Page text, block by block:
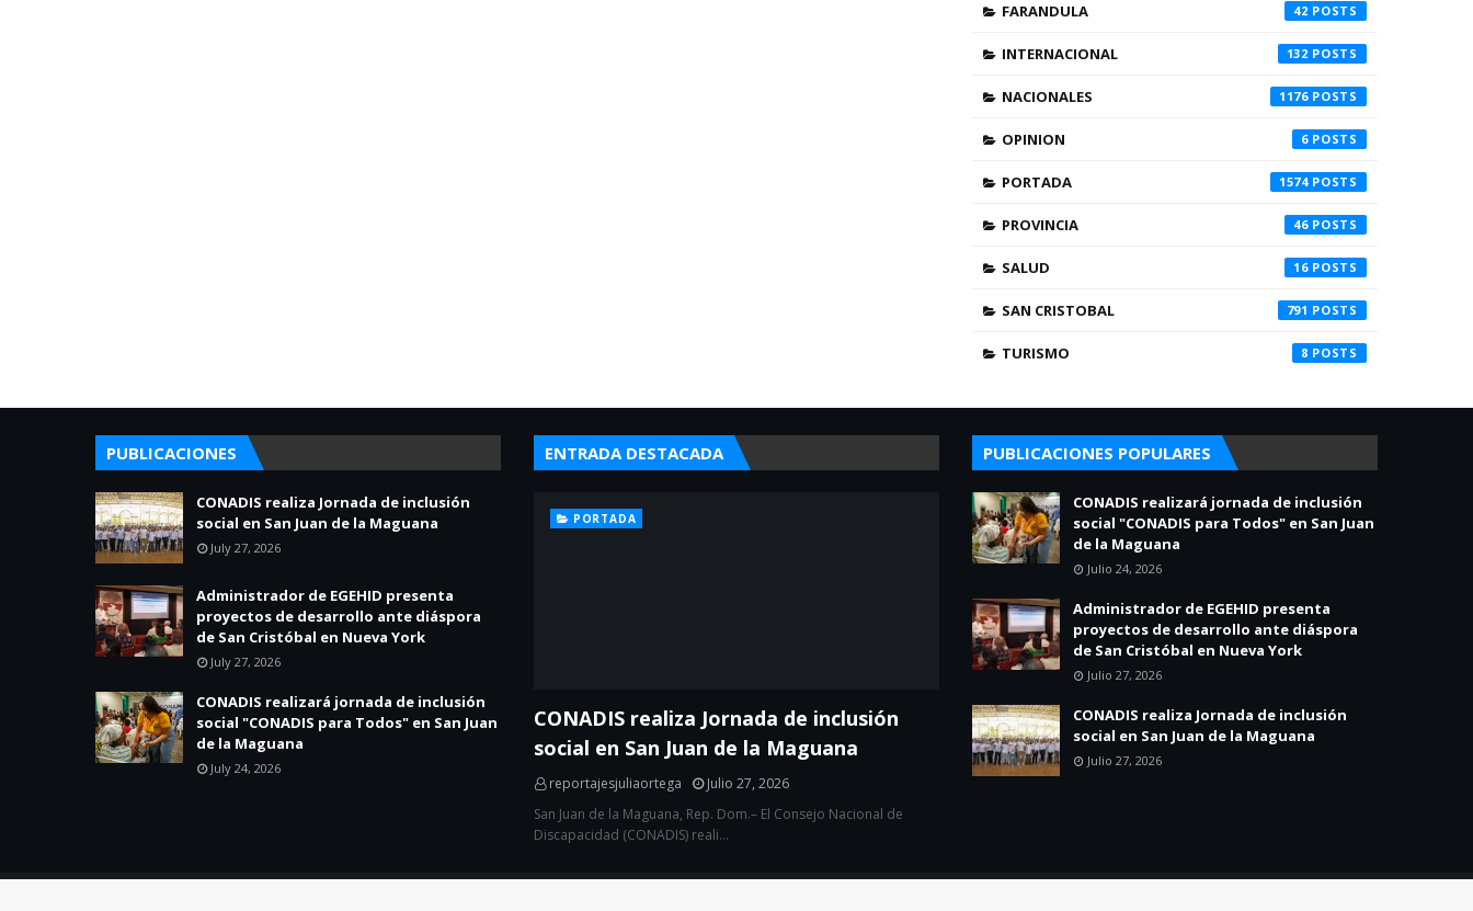
FARANDULA 42
INTERNACIONAL 132
NACIONALES 1176
OPINION 6
PORTADA 1574
PROVINCIA 46
SALUD 16
SAN CRISTOBAL 791
TURISMO 8
PUBLICACIONES
CONADIS realiza Jornada de inclusión
social en San Juan de la Maguana
July 27, 2026
Administrador de EGEHID presenta
proyectos de desarrollo ante diáspora
de San Cristóbal en Nueva York
July 27, 2026
CONADIS realizará jornada de inclusión
social "CONADIS para Todos" en San Juan
de la Maguana
July 24, 2026
ENTRADA DESTACADA
PORTADA
CONADIS realiza Jornada de inclusión
social en San Juan de la Maguana
reportajesjuliaortega
Julio 27, 2026
San Juan de la Maguana, Rep. Dom.– El Consejo Nacional de
Discapacidad (CONADIS) reali…
PUBLICACIONES POPULARES
CONADIS realizará jornada de inclusión
social "CONADIS para Todos" en San Juan
de la Maguana
Julio 24, 2026
Administrador de EGEHID presenta
proyectos de desarrollo ante diáspora
de San Cristóbal en Nueva York
Julio 27, 2026
CONADIS realiza Jornada de inclusión
social en San Juan de la Maguana
Julio 27, 2026